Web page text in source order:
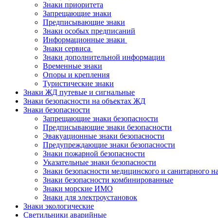
Знаки приоритета
Запрещающие знаки
Предписывающие знаки
Знаки особых предписаний
Информационные знаки
Знаки сервиса
Знаки дополнительной информации
Временные знаки
Опоры и крепления
Туристические знаки
Знаки ЖД путевые и сигнальные
Знаки безопасности на объектах ЖД
Знаки безопасности
Запрещающие знаки безопасности
Предписывающие знаки безопасности
Эвакуационные знаки безопасности
Предупреждающие знаки безопасности
Знаки пожарной безопасности
Указательные знаки безопасности
Знаки безопасности медицинского и санитарного
Знаки безопасности комбинированные
Знаки морские ИМО
Знаки для электроустановок
Знаки экологические
Светильники аварийные